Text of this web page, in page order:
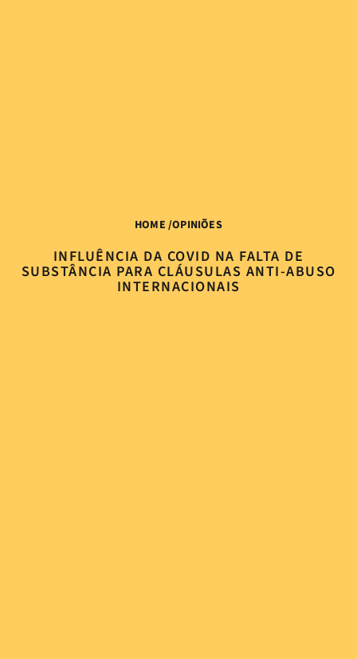
HOME /OPINIÕES
INFLUÊNCIA DA COVID NA FALTA DE
SUBSTÂNCIA PARA CLÁUSULAS ANTI-ABUSO
INTERNACIONAIS